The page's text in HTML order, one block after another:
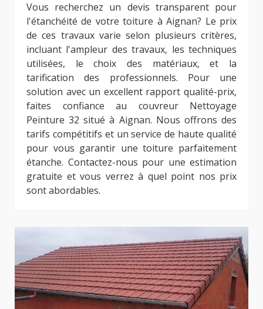
Vous recherchez un devis transparent pour
l'étanchéité de votre toiture à Aignan? Le prix
de ces travaux varie selon plusieurs critères,
incluant l'ampleur des travaux, les techniques
utilisées, le choix des matériaux, et la
tarification des professionnels. Pour une
solution avec un excellent rapport qualité-prix,
faites confiance au couvreur Nettoyage
Peinture 32 situé à Aignan. Nous offrons des
tarifs compétitifs et un service de haute qualité
pour vous garantir une toiture parfaitement
étanche. Contactez-nous pour une estimation
gratuite et vous verrez à quel point nos prix
sont abordables.